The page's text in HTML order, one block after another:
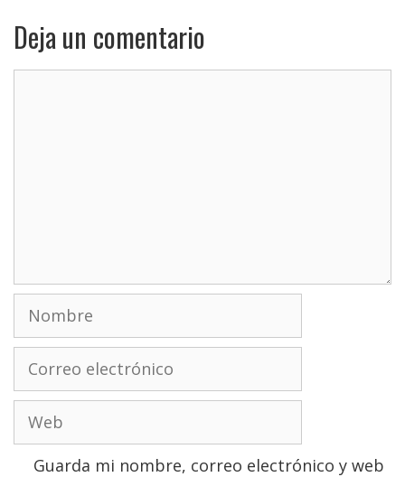
Deja un comentario
Nombre
electrónico
Guarda mi nombre, correo electrónico y web